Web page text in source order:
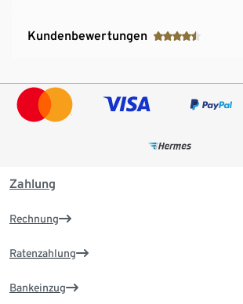
Kundenbewertungen
Zahlung
Rechnung
Ratenzahlung
Bankeinzug